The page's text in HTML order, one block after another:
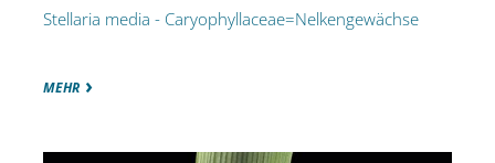
Stellaria media - Caryophyllaceae=Nelkengewächse
MEHR